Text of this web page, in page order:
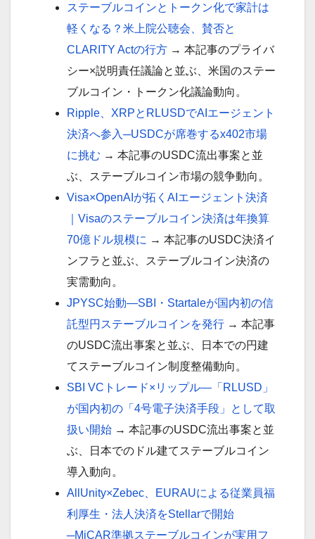
ステーブルコインとトークン化で家計は
軽くなる？米上院公聴会、賛否と
CLARITY Actの行方 → 本記事のプライバ
シー×説明責任議論と並ぶ、米国のステー
ブルコイン・トークン化議論動向。
Ripple、XRPとRLUSDでAIエージェント
決済へ参入─USDCが席巻するx402市場
に挑む → 本記事のUSDC流出事案と並
ぶ、ステーブルコイン市場の競争動向。
Visa×OpenAIが拓くAIエージェント決済
｜Visaのステーブルコイン決済は年換算
70億ドル規模に → 本記事のUSDC決済イ
ンフラと並ぶ、ステーブルコイン決済の
実需動向。
JPYSC始動―SBI・Startaleが国内初の信
託型円ステーブルコインを発行 → 本記事
のUSDC流出事案と並ぶ、日本での円建
てステーブルコイン制度整備動向。
SBI VCトレード×リップル―「RLUSD」
が国内初の「4号電子決済手段」として取
扱い開始 → 本記事のUSDC流出事案と並
ぶ、日本でのドル建てステーブルコイン
導入動向。
AllUnity×Zebec、EURAUによる従業員福
利厚生・法人決済をStellarで開始
─MiCAR準拠ステーブルコインが実用フ